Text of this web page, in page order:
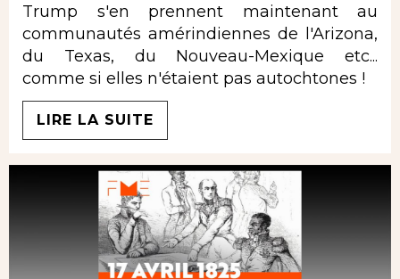
Trump s'en prennent maintenant au
communautés amérindiennes de l'Arizona,
du Texas, du Nouveau-Mexique etc...
comme si elles n'étaient pas autochtones !
LIRE LA SUITE